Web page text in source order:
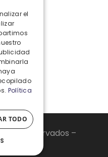
575
reservados –
el
Política
TODO